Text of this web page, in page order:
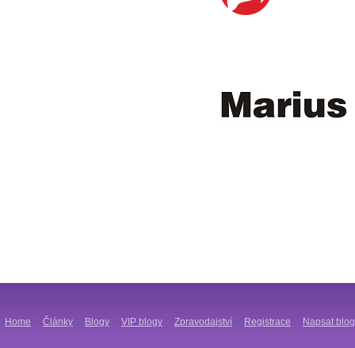
Home Články Blogy VIP blogy Zpravodajství Registrace Napsat blog